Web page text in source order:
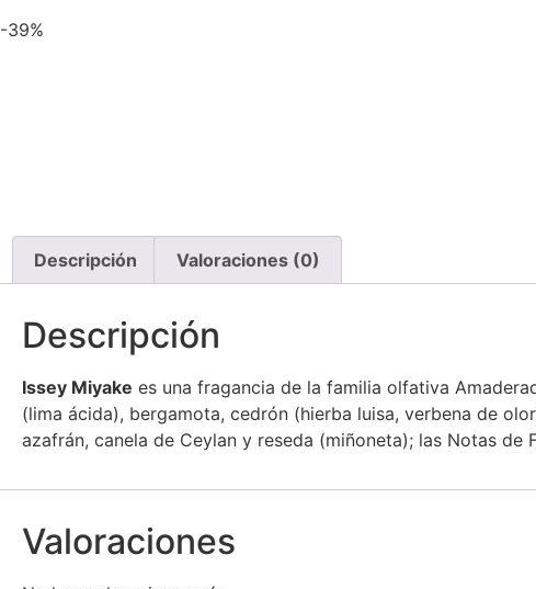
-39%
Descripción Valoraciones (0)
Descripción
Issey Miyake es una fragancia de la familia olfativa
(lima ácida), bergamota, cedrón (hierba luisa, verbena de
azafrán, canela de Ceylan y reseda (miñoneta); las Notas
Valoraciones